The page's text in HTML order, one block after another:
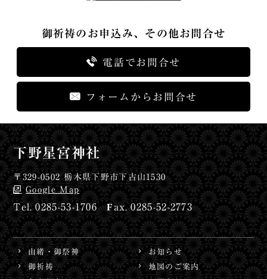
御祈祷のお申込み、その他お問合せ
電話でお問合せ
フォームからお問合せ
下野星宮神社
〒329-0502 栃木県下野市下古山1530
Google Map
0285-53-1706 0285-52-2773
由緒・御祭神
御祈祷
お知らせ
地図のご案内